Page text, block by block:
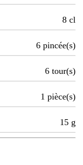
8 cl
6 pincée(s)
6 tour(s)
1 pièce(s)
15 g